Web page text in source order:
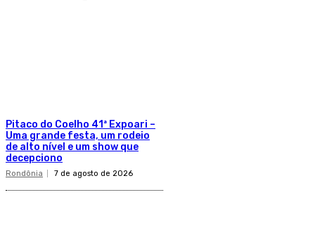
Pitaco do Coelho 41ª Expoari –
Uma grande festa, um rodeio
de alto nível e um show que
decepciono
Rondônia 7 de agosto de 2026